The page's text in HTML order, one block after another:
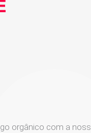
orgânico com a